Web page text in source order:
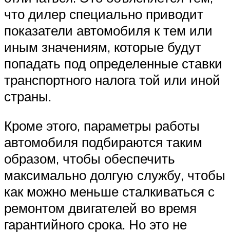
что дилер специально приводит
показатели автомобиля к тем или
иным значениям, которые будут
попадать под определенные ставки
транспортного налога той или иной
страны.
Кроме этого, параметры работы
автомобиля подбираются таким
образом, чтобы обеспечить
максимально долгую службу, чтобы
как можно меньше сталкиваться с
ремонтом двигателей во время
гарантийного срока. Но это не